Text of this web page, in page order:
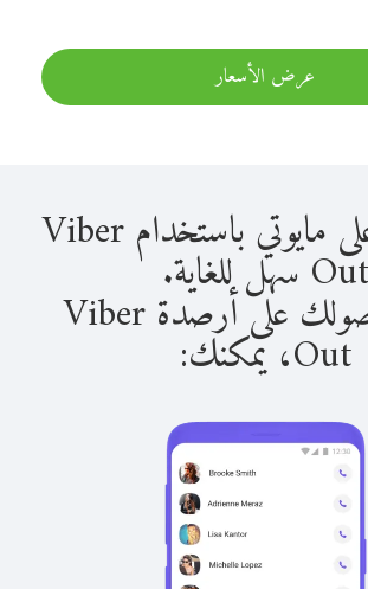
عرض الأسعار
الاتصال على مايوتي باستخدام Viber
Out سهل للغاية.
بمجرد حصولك على أرصدة Viber
Out، يمكنك: